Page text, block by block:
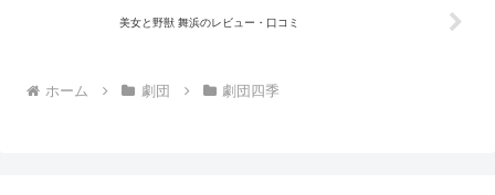
美女と野獣 舞浜のレビュー・口コミ
ホーム 劇団 劇団四季